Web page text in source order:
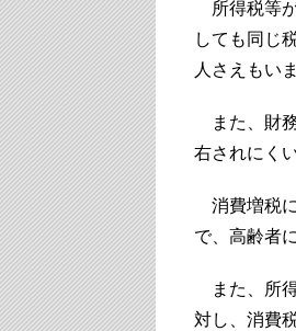
所得税等
しても同じ
人さえもい
また、財
右されにく
消費増税
で、高齢者
また、所
対し、消費